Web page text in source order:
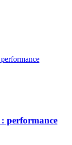
performance